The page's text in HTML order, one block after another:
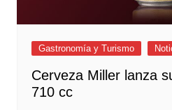
Gastronomía y Turismo
Cerveza Miller lanza
710 cc